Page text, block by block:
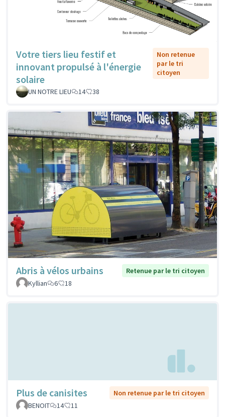
Votre tiers lieu festif et
innovant propulsé à l'énergie
solaire
Non retenue
par le tri
citoyen
UN NOTRE LIEU 14 38
Abris à vélos urbains
Retenue par le tri citoyen
Kyllian
6 18
Plus de canisites
Non retenue par le tri citoyen
BENOIT
14 11